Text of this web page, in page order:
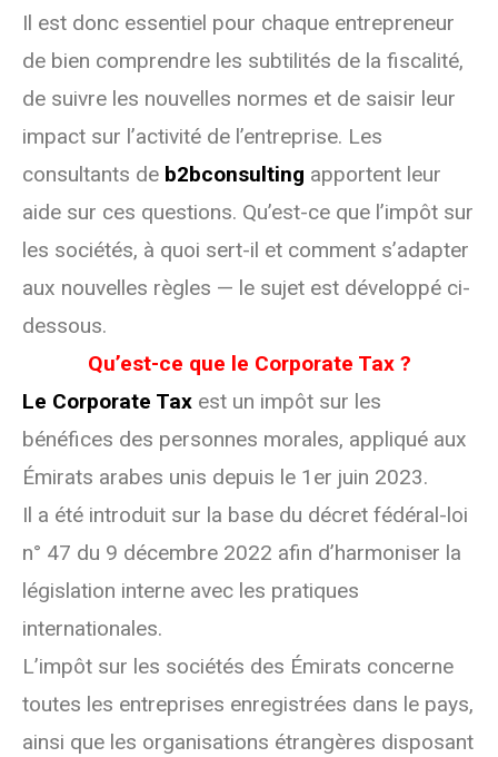
Il est donc essentiel pour chaque entrepreneur
de bien comprendre les subtilités de la fiscalité,
de suivre les nouvelles normes et de saisir leur
impact sur l’activité de l’entreprise. Les
consultants de b2bconsulting apportent leur
aide sur ces questions. Qu’est-ce que l’impôt sur
les sociétés, à quoi sert-il et comment s’adapter
aux nouvelles règles — le sujet est développé ci-
dessous.
Qu’est-ce que le Corporate Tax ?
Le Corporate Tax est un impôt sur les
bénéfices des personnes morales, appliqué aux
Émirats arabes unis depuis le 1er juin 2023.
Il a été introduit sur la base du décret fédéral-loi
n° 47 du 9 décembre 2022 afin d’harmoniser la
législation interne avec les pratiques
internationales.
L’impôt sur les sociétés des Émirats concerne
toutes les entreprises enregistrées dans le pays,
ainsi que les organisations étrangères disposant